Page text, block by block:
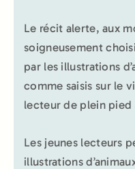
Le récit alerte, aux
soigneusement
par les illustrations
comme saisis sur le
lecteur de plein pied
Les jeunes lecteurs
illustrations